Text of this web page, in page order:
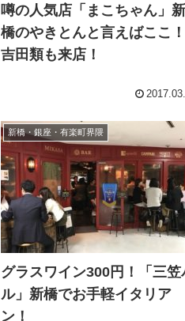
噂の人気店「まこちゃん」新
橋のやきとんと言えばここ！
吉田類も来店！
新橋・銀座・有楽町界隈
グラスワイン300円！「三笠
ル」新橋でお手軽イタリア
ン！